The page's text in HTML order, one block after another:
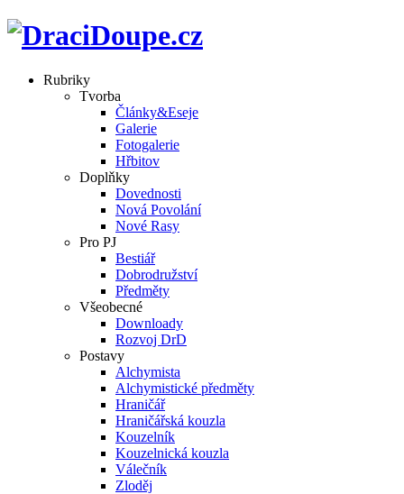
Rubriky
Tvorba
Články&Eseje
Galerie
Fotogalerie
Hřbitov
Doplňky
Dovednosti
Nová Povolání
Nové Rasy
Pro PJ
Bestiář
Dobrodružství
Předměty
Všeobecné
Downloady
Rozvoj DrD
Postavy
Alchymista
Alchymistické předměty
Hraničář
Hraničářská kouzla
Kouzelník
Kouzelnická kouzla
Válečník
Zloděj